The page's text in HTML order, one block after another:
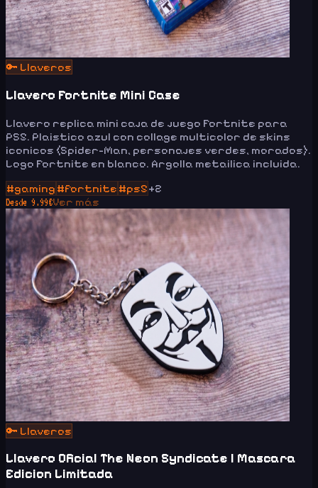
🔑 Llaveros
Llavero Fortnite Mini Case
Llavero replica mini caja de juego Fortnite para
PS5. Plaistico azul con collage multicolor de skins
iconicos (Spider-Man, personajes verdes, morados).
Logo Fortnite en blanco. Argolla metailica incluida.
#gaming #fortnite #ps5+2
Desde 9.99€Ver más
🔑 Llaveros
Llavero Oficial The Neon Syndicate | Mascara
Edicion Limitada